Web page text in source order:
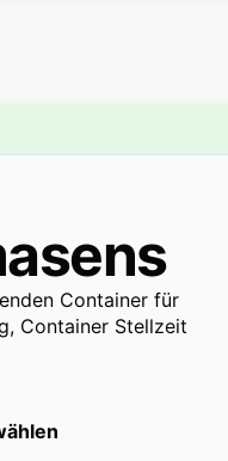
Container für
Container Stellzeit